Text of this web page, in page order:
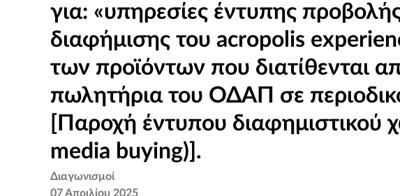
για: «υπηρεσίες έντυπης
διαφήμισης του acropolis
των προϊόντων που διατίθενται
πωλητήρια του ΟΔΑΠ σε
[Παροχή έντυπου διαφημιστικού
media buying)].
Διαγωνισμοί
07 Απριλίου 2025